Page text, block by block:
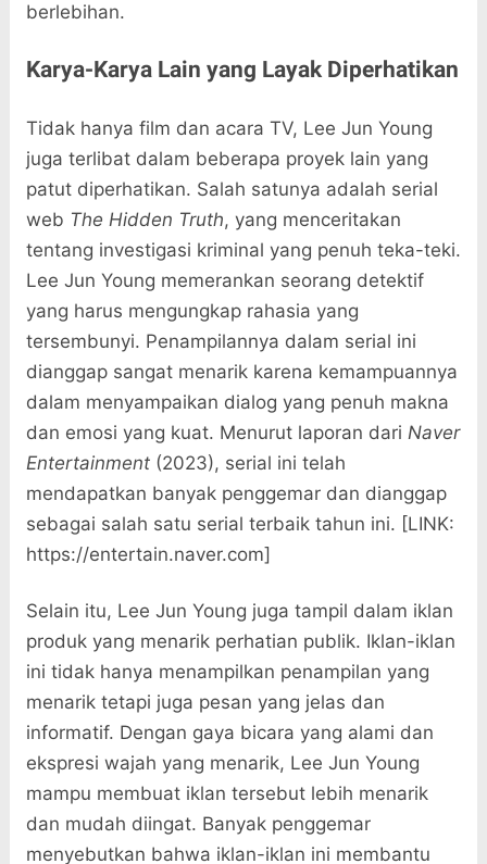
berlebihan.
Karya-Karya Lain yang Layak Diperhatikan
Tidak hanya film dan acara TV, Lee Jun Young
juga terlibat dalam beberapa proyek lain yang
patut diperhatikan. Salah satunya adalah serial
web The Hidden Truth, yang menceritakan
tentang investigasi kriminal yang penuh teka-teki.
Lee Jun Young memerankan seorang detektif
yang harus mengungkap rahasia yang
tersembunyi. Penampilannya dalam serial ini
dianggap sangat menarik karena kemampuannya
dalam menyampaikan dialog yang penuh makna
dan emosi yang kuat. Menurut laporan dari Naver
Entertainment(2023), serial ini telah
mendapatkan banyak penggemar dan dianggap
sebagai salah satu serial terbaik tahun ini. [LINK:
https://entertain.naver.com]
Selain itu, Lee Jun Young juga tampil dalam iklan
produk yang menarik perhatian publik. Iklan-iklan
ini tidak hanya menampilkan penampilan yang
menarik tetapi juga pesan yang jelas dan
informatif. Dengan gaya bicara yang alami dan
ekspresi wajah yang menarik, Lee Jun Young
mampu membuat iklan tersebut lebih menarik
dan mudah diingat. Banyak penggemar
menyebutkan bahwa iklan-iklan ini membantu